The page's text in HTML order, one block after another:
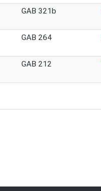
GAB 321b
GAB 264
GAB 212